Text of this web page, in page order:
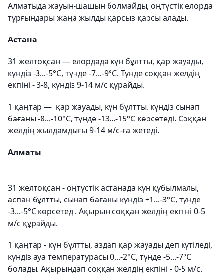
Алматыда жауын-шашын болмайды, оңтүстік елорда
тұрғындары жаңа жылды қарсыз қарсы алады.
Астана
31 желтоқсан — елордада күн бұлтты, қар жауады,
күндіз -3...-5°C, түнде -7...-9°C. Түнде соққан желдің
екпіні - 3-8, күндіз 9-14 м/с құрайды.
1 қаңтар — қар жауады, күн бұлтты, күндіз сынап
бағаны -8...-10°C, түнде -13...-15°C көрсетеді. Соққан
желдің жылдамдығы 9-14 м/с-ға жетеді.
Алматы
31 желтоқсан - оңтүстік астанада күн құбылмалы,
аспан бұлтты, сынап бағаны күндіз +1...-3°C, түнде
-3...-5°C көрсетеді. Ақырын соққан желдің екпіні 0-5
м/с құрайды.
1 қаңтар - күн бұлтты, аздап қар жауады деп күтіледі,
күндіз ауа температурасы 0...-2°C, түнде -5...-7°C
болады. Ақырындап соққан желдің екпіні - 0-5 м/с.